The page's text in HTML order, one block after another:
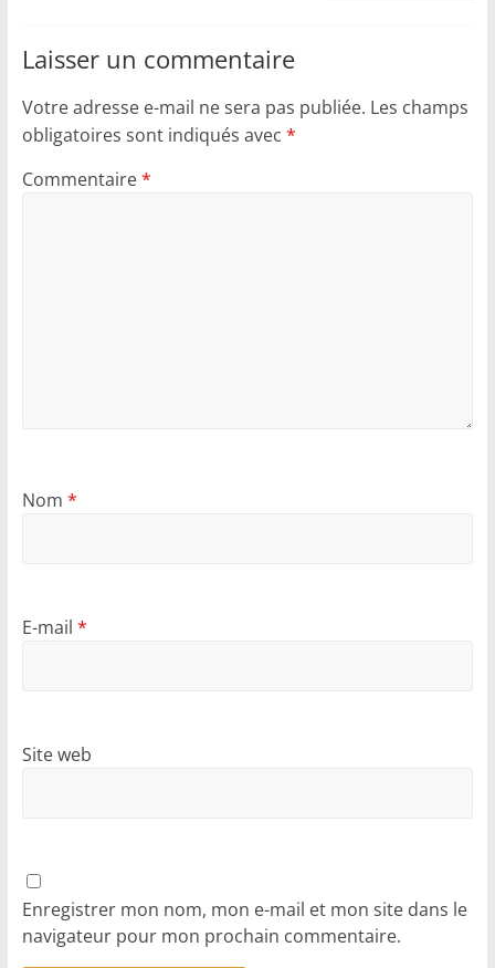
Laisser un commentaire
Votre adresse e-mail ne sera pas publiée. Les champs
obligatoires sont indiqués avec *
Commentaire*
Nom *
E-mail *
Site web
Enregistrer mon nom, mon e-mail et mon site dans le
navigateur pour mon prochain commentaire.